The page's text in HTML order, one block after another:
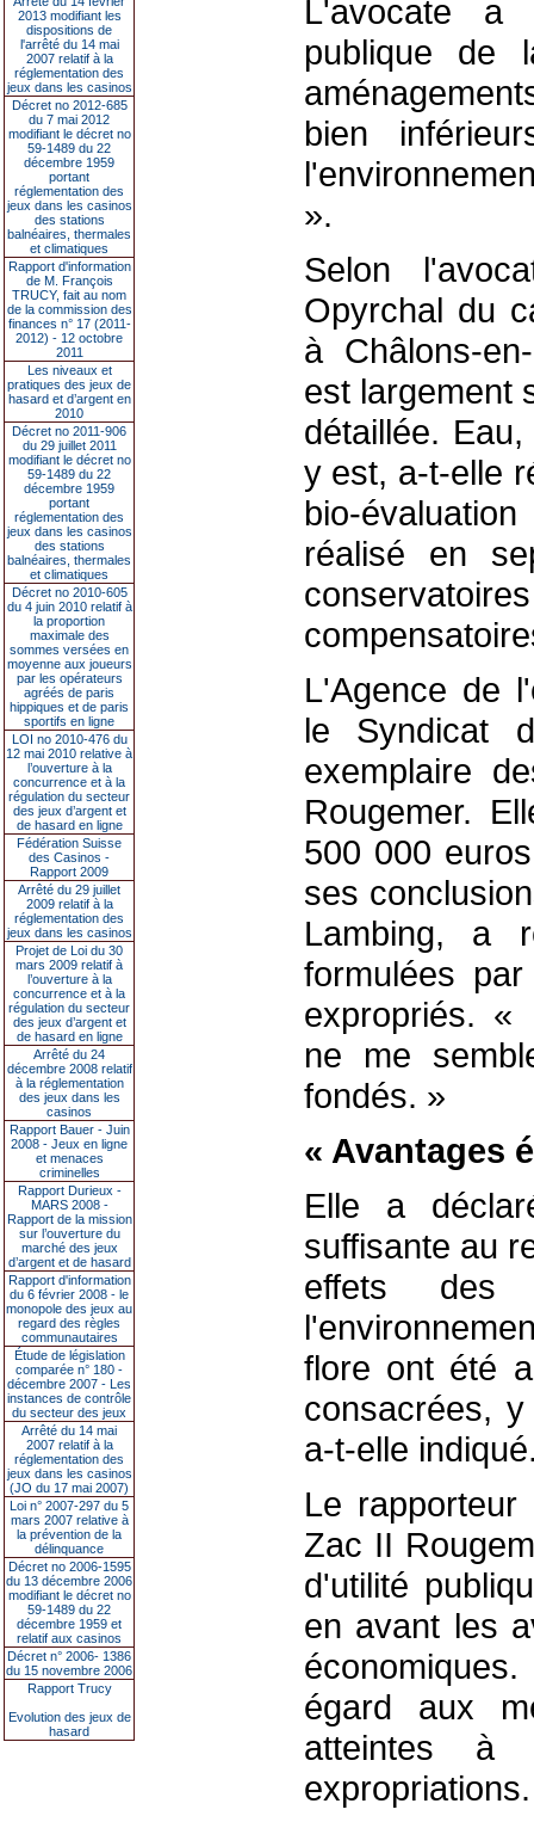
2013 modifiant les
dispositions de
l'arrêté du 14 mai
2007 relatif à la
réglementation des
jeux dans les casinos
Décret no 2012-685
du 7 mai 2012
modifiant le décret no
59-1489 du 22
décembre 1959
portant
réglementation des
jeux dans les casinos
des stations
balnéaires, thermales
et climatiques
Rapport d'information
de M. François
TRUCY, fait au nom
de la commission des
finances n° 17 (2011-
2012) - 12 octobre
2011
Les niveaux et
pratiques des jeux de
hasard et d’argent en
2010
Décret no 2011-906
du 29 juillet 2011
modifiant le décret no
59-1489 du 22
décembre 1959
portant
réglementation des
jeux dans les casinos
des stations
balnéaires, thermales
et climatiques
Décret no 2010-605
du 4 juin 2010 relatif à
la proportion
maximale des
sommes versées en
moyenne aux joueurs
par les opérateurs
agréés de paris
hippiques et de paris
sportifs en ligne
LOI no 2010-476 du
12 mai 2010 relative à
l’ouverture à la
concurrence et à la
régulation du secteur
des jeux d’argent et
de hasard en ligne
Fédération Suisse
des Casinos -
Rapport 2009
Arrêté du 29 juillet
2009 relatif à la
réglementation des
jeux dans les casinos
Projet de Loi du 30
mars 2009 relatif à
l’ouverture à la
concurrence et à la
régulation du secteur
des jeux d’argent et
de hasard en ligne
Arrêté du 24
décembre 2008 relatif
à la réglementation
des jeux dans les
casinos
Rapport Bauer - Juin
2008 - Jeux en ligne
et menaces
criminelles
Rapport Durieux -
MARS 2008 -
Rapport de la mission
sur l’ouverture du
marché des jeux
d’argent et de hasard
Rapport d'information
du 6 février 2008 - le
monopole des jeux au
regard des règles
communautaires
Étude de législation
comparée n° 180 -
décembre 2007 - Les
instances de contrôle
du secteur des jeux
Arrêté du 14 mai
2007 relatif à la
réglementation des
jeux dans les casinos
(JO du 17 mai 2007)
Loi n° 2007-297 du 5
mars 2007 relative à
la prévention de la
délinquance
Décret no 2006-1595
du 13 décembre 2006
modifiant le décret no
59-1489 du 22
décembre 1959 et
relatif aux casinos
Décret n° 2006- 1386
du 15 novembre 2006
Rapport Trucy
Evolution des jeux de
hasard
L'avocate a
publique de
bien
».
Selon
Opyrchal du
à Châlons-
est largement
détaillée.
y est, a-t-elle
bio-
réalisé en
L'Agence de
le Syndicat
exemplaire
Rougemer.
500 000
ses
Lambing, a
formulées
expropriés. «
ne me
fondés. »
« Avantages
Elle a
suffisante au
effets des
flore ont été
consacrées,
a-t-elle
Le
Zac II
d'utilité
en avant les
égard aux
atteintes à